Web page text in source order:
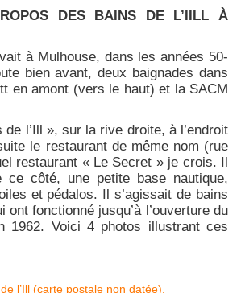
DES BAINS DE L’IILL À
à Mulhouse, dans les années 50-
bien avant, deux baignades dans
en amont (vers le haut) et la SACM
l’Ill », sur la rive droite, à l’endroit
le restaurant de même nom (rue
restaurant « Le Secret » je crois. Il
côté, une petite base nautique,
et pédalos. Il s’agissait de bains
ont fonctionné jusqu’à l’ouverture du
1962. Voici 4 photos illustrant ces